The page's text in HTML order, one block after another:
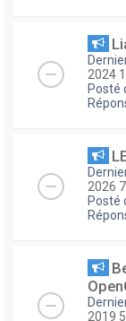
2024
Posté
2026
Posté
2019